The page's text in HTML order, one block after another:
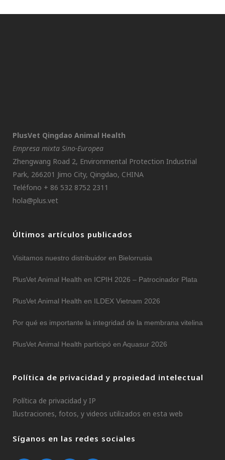
PlusVet Qingdao Animal Health
Empresa mixta Sino-Europea
Zhengwang Road 2, Environmental Protection Industrial
Park, 266201 Jimo City, Qingdao, CHINA
Teléfono + 86 532 8752 2311
hola@plus.vet
Últimos artículos publicados
Visitamos nuestro distribuidor en Bielorrusia
PlusVet Animal Health en ICPIH 2026 – Patrocinador Plata
PlusVet Animal Health en ILDEX Vietnam 2026
Por qué es importante la integridad de la membrana vitelina
PlusVet Animal Health participó en Aquasur 2026
Política de privacidad y propiedad intelectual
Política de privacidad y IP
Ilustraciones, fotos, y videos utilizados en esta web
Síganos en las redes sociales